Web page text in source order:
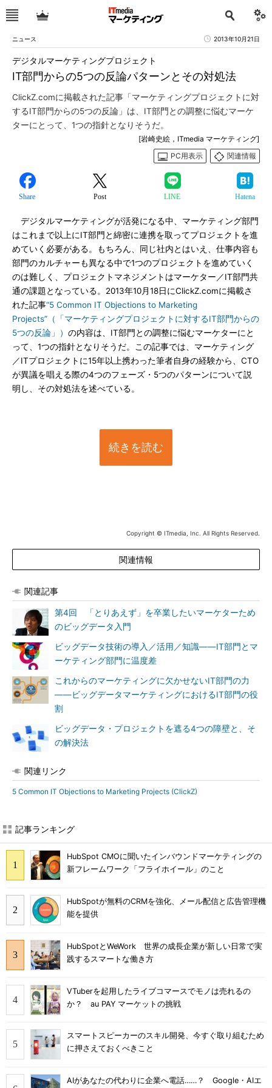
ニュース 2013年10月21日
IT部門からの5つの反論パターンとその対処法
デジタルマーケティングプロジェクト
ClickZ.comに掲載された記事「マーケティングプロジェクトに対
するIT部門からの5つの反論」は、IT部門との調整に悩むマーケ
ターにとって、1つの指針となりそうだ。
[岩崎史絵，ITmedia マーケティング]
PC用表示
関連情報
Share Post LINE Hatena
デジタルマーケティングが活発になる中、マーケティング部門
はこれまで以上にIT部門と綿密に連携を取ってプロジェクトを進
めていく必要がある。もちろん、同じ社内とはいえ、仕事内容も
部門のカルチャーも異なる中で1つのプロジェクトを進めていく
のは難しく、プロジェクトマネジメントはマーケター／IT部門共
通の課題となっている。2013年10月18日にClickZ.comに掲載さ
れた記事“5 Common IT Objections to Marketing
Projects”（「マーケティングプロジェクトに対するIT部門からの
5つの反論」） の内容は、IT部門との調整に悩むマーケターにと
って、1つの指針となりそうだ。この記事では、マーケティング
／ITプロジェクトに15年以上携わった筆者自身の経験から、CTO
が異議を唱える際の4つのフェーズ・5つのパターンについて説
明し、その対処法を述べている。
続きを読む
Copyright © ITmedia, Inc. All Rights Reserved.
関連情報
関連記事
第4回 「とりあえず」を卒業したいマーケターため
のビッグデータ入門
ビッグデータ技術の導入／活用／知識――IT部門とマ
ーケティング部門に温度差
これからのマーケティングに欠かせないIT部門の力
――ビッグデータマーケティングにおけるIT部門の役
割
ビッグデータ・プロジェクトを遮る4つの障壁と、そ
の解決法
関連リンク
5 Common IT Objections to Marketing Projects (ClickZ)
記事ランキング
HubSpot CMOに聞いたインバウンドマーケティングの
新フレームワーク「フライホイール」のこと
HubSpotが無料のCRMを強化、メール配信と広告管理機
能を提供
HubSpotとWeWork 世界の成長企業が新しい日常で実
践するスマートな働き方
VTuberを起用したライブコマースでモノは売れるの
か？ au PAY マーケットの挑戦
スマートスピーカーのスキル開発、今すぐ取り組むため
に押さえておくべきこと
AIがあなたの代わりに企業へ電話……？ Google・AIエ